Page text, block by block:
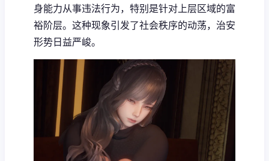
身能力从事违法行为，特别是针对上层区域的富
裕阶层。这种现象引发了社会秩序的动荡，治安
形势日益严峻。